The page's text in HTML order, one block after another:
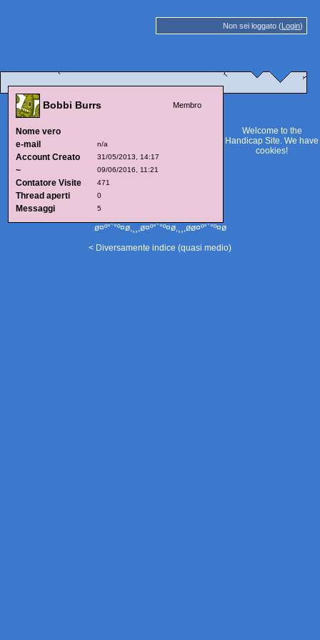
Non sei loggato (Login)
Bobbi Burrs Membro
Nome vero
e-mail
n/a
Account Creato 31/05/2013, 14:17
~ 09/06/2016, 11:21
Contatore Visite 471
Thread aperti 0
Messaggi 5
Welcome to the
Handicap Site. We have
cookies!
ø¤º°`°º¤ø,¸¸,ø¤º°`°º¤ø,¸¸,øø¤º°`°º¤ø
< Diversamente indice (quasi medio)